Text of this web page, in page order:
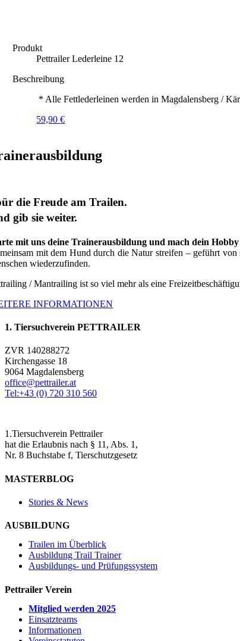
Produkt
Pettrailer Lederleine 12
Beschreibung
* Alle Fettlederleinen werden in Magdalensberg /
59,90€
die Freude am Trailen.
gib sie weiter.
mit uns deine Trainerausbildung und mach dein
mit dem Hund durch die Natur streifen – geführt
wiederzufinden.
/ Mantrailing ist so viel mehr als eine
INFORMATIONEN
1. Tiersuchverein PETTRAILER
ZVR 140288272
Kirchengasse 18
9064 Magdalensberg
office@pettrailer.at
Tel:+43 (0) 720 310 560
1.Tiersuchverein Pettrailer
hat die Erlaubnis nach § 11, Abs. 1,
Nr. 8 Buchstabe f, Tierschutzgesetz
MASTERBLOG
Stories & News
AUSBILDUNG
Trailen im Überblick
Ausbildung Trail Trainer
Ausbildungs- und Prüfungssystem
Pettrailer Verein
Mitglied werden 2025
Einsatzteams
Informationen